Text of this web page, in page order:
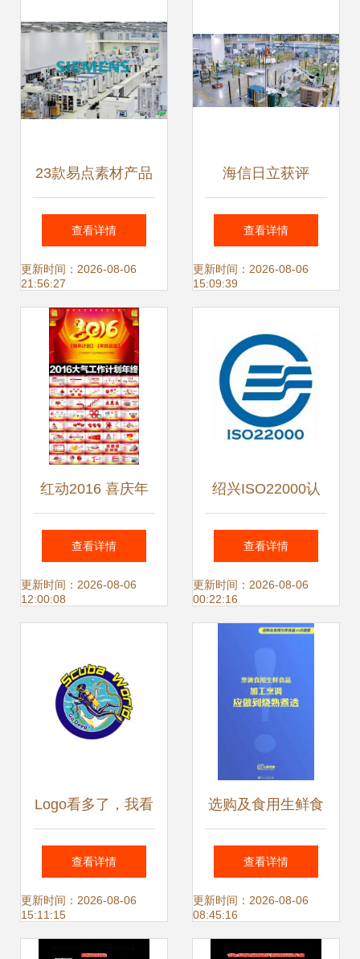
23款易点素材产品
全面评测 功能、设
计与适用场景解析
查看详情
更新时间：2026-08-06
21:56:27
海信日立获评
查看详情
更新时间：2026-08-06
15:09:39
红动2016 喜庆年
终总结与创意设计
素材的价值再发现
查看详情
更新时间：2026-08-06
12:00:08
绍兴ISO22000认
证与辽宁
DHAMECHA验厂
资料整合指南
查看详情
更新时间：2026-08-06
00:22:16
Logo看多了，我看
到了设计的秘密与
门道
查看详情
更新时间：2026-08-06
15:11:15
选购及食用生鲜食
品，这10点提醒请
收好
查看详情
更新时间：2026-08-06
08:45:16